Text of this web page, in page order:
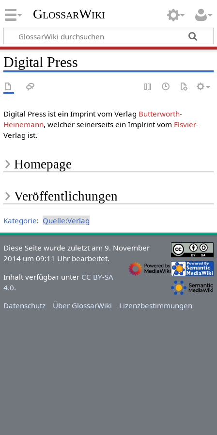
GlossarWiki
Digital Press
Digital Press ist ein Imprint vom Verlag Butterworth-
Heinemann, welcher seinerseits ein Implrint vom Elsvier-
Verlag ist.
Homepage
Veröffentlichungen
Kategorie: Quelle:Verlag
Diese Seite wurde zuletzt am 9. November
2014 um 09:11 Uhr bearbeitet.
Inhalt verfügbar unter CC BY-SA
4.0.
Datenschutz
Über GlossarWiki Lizenzbestimmungen